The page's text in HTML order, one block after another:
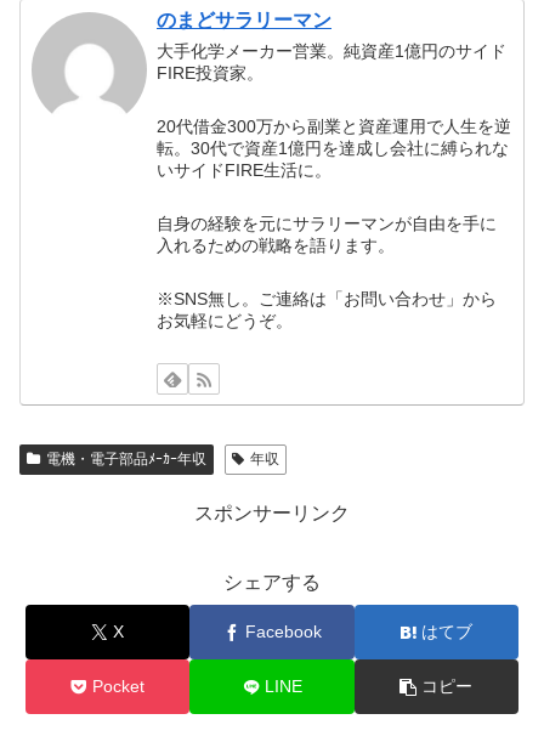
のまどサラリーマン
大手化学メーカー営業。純資産1億円のサイド
FIRE投資家。
20代借金300万から副業と資産運用で人生を逆
転。30代で資産1億円を達成し会社に縛られな
いサイドFIRE生活に。
自身の経験を元にサラリーマンが自由を手に
入れるための戦略を語ります。
※SNS無し。ご連絡は「お問い合わせ」から
お気軽にどうぞ。
電機・電子部品ﾒｰｶｰ年収 年収
スポンサーリンク
シェアする
X Facebook はてブ
Pocket LINE コピー